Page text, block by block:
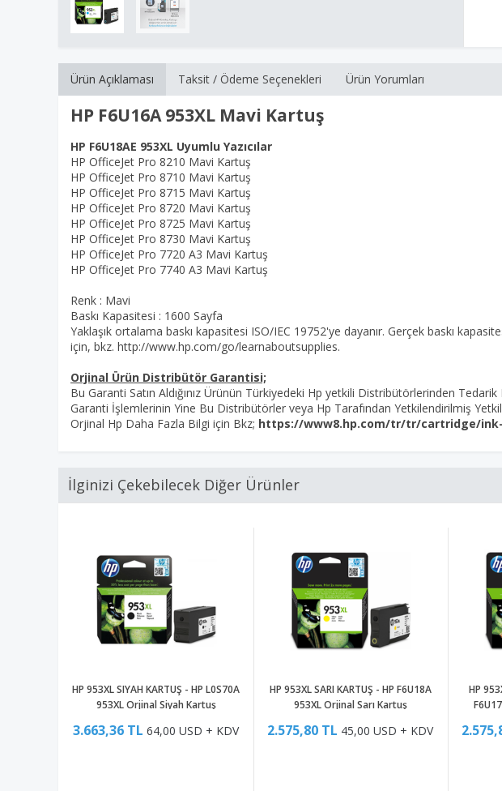
Ürün Açıklaması Taksit / Ödeme Seçenekleri Ürün Yorumları
HP F6U16A 953XL Mavi Kartuş
HP F6U18AE 953XL Uyumlu Yazıcılar
HP OfficeJet Pro 8210 Mavi Kartuş
HP OfficeJet Pro 8710 Mavi Kartuş
HP OfficeJet Pro 8715 Mavi Kartuş
HP OfficeJet Pro 8720 Mavi Kartuş
HP OfficeJet Pro 8725 Mavi Kartuş
HP OfficeJet Pro 8730 Mavi Kartuş
HP OfficeJet Pro 7720 A3 Mavi Kartuş
HP OfficeJet Pro 7740 A3 Mavi Kartuş
Renk : Mavi
Baskı Kapasitesi : 1600 Sayfa
Yaklaşık ortalama baskı kapasitesi ISO/IEC 19752'ye dayanır. Gerçek baskı
için, bkz. http://www.hp.com/go/learnaboutsupplies.
Orjinal Ürün Distribütör Garantisi;
Bu Garanti Satın Aldığınız Ürünün Türkiyedeki Hp yetkili Distribütörlerinden
Garanti İşlemlerinin Yine Bu Distribütörler veya Hp Tarafından Yetkilendirilmiş
Orjinal Hp Daha Fazla Bilgi için Bkz; https://www8.hp.com/tr/tr/cartridge/
İlginizi Çekebilecek Diğer Ürünler
HP 953XL SIYAH KARTUŞ - HP L0S70A
953XL Orjinal Siyah Kartuş
3.663,36 TL 64,00 USD + KDV
HP 953XL SARI KARTUŞ - HP F6U18A
953XL Orjinal Sarı Kartuş
2.575,80 TL 45,00 USD + KDV
HP